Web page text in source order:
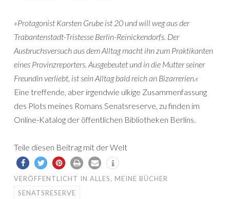
»Protagonist Karsten Grube ist 20 und will weg aus der
Trabantenstadt-Tristesse Berlin-Reinickendorfs. Der
Ausbruchsversuch aus dem Alltag macht ihn zum Praktikanten
eines Provinzreporters. Ausgebeutet und in die Mutter seiner
Freundin verliebt, ist sein Alltag bald reich an Bizarrerien.«
Eine treffende, aber irgendwie ulkige Zusammenfassung
des Plots meines Romans Senatsreserve, zu finden im
Online-Katalog der öffentlichen Bibliotheken Berlins.
Teile diesen Beitrag mit der Welt
VERÖFFENTLICHT IN ALLES, MEINE BÜCHER
SENATSRESERVE